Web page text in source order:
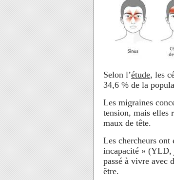
Selon l’étude, les
34,6 % de la
Les migraines
tension, mais elles
maux de tête.
Les chercheurs ont
incapacité » (YLD,
passé à vivre avec
être.